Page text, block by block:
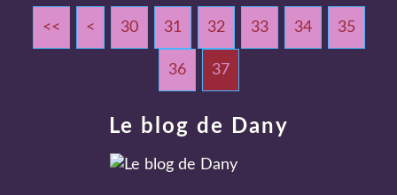
<< < 10
20
30 31 32 33 34 35
36 37
Le blog de Dany